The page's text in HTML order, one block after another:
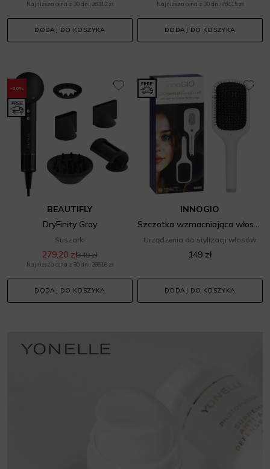
Najniższa cena z 30 dni: 263,12 zł
DODAJ DO KOSZYKA
Najniższa cena z 30 dni: 764,15 zł
DODAJ DO KOSZYKA
-20%
BEAUTIFLY
DryFinity Gray
Suszarki
279,20 zł349 zł
Najniższa cena z 30 dni: 286,18 zł
DODAJ DO KOSZYKA
INNOGIO
Urządzenia do stylizacji włosów
149 zł
DODAJ DO KOSZYKA